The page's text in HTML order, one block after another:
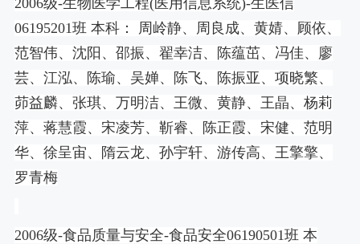
06195201班 本科： 周岭静、周良成、黄婧、顾依、
范智伟、沈阳、邵振、翟幸洁、陈蕴茁、冯佳、廖
芸、江泓、陈瑜、吴婵、陈飞、陈振亚、项晓繁、
茆益麟、张琪、万明洁、王微、黄静、王晶、杨莉
萍、蒋慧霞、宋凌芳、靳睿、陈正霞、宋健、范明
华、徐呈宙、隋云龙、孙宇轩、游传高、王擎擎、
罗青梅
2006级-食品质量与安全-食品安全06190501班 本